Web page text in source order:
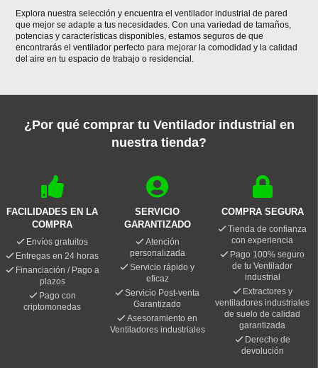
Explora nuestra selección y encuentra el ventilador industrial de pared
que mejor se adapte a tus necesidades. Con una variedad de tamaños,
potencias y características disponibles, estamos seguros de que
encontrarás el ventilador perfecto para mejorar la comodidad y la calidad
del aire en tu espacio de trabajo o residencial.
¿Por qué comprar tu Ventilador industrial en
nuestra tienda?
FACILIDADES EN LA
COMPRA
Envíos gratuitos
Entregas en 24 horas
Financiación / Pago a
plazos
Pago con
criptomonedas
SERVICIO
GARANTIZADO
Atención
personalizada
Servicio rápido y
eficaz
Servicio Post-venta
Garantizado
Asesoramiento en
Ventiladores industriales
COMPRA SEGURA
Tienda de confianza
con experiencia
Pago 100% seguro
de tu Ventilador
industrial
Extractores y
ventiladores industriales
de suelo de calidad
garantizada
Derecho de
devolución